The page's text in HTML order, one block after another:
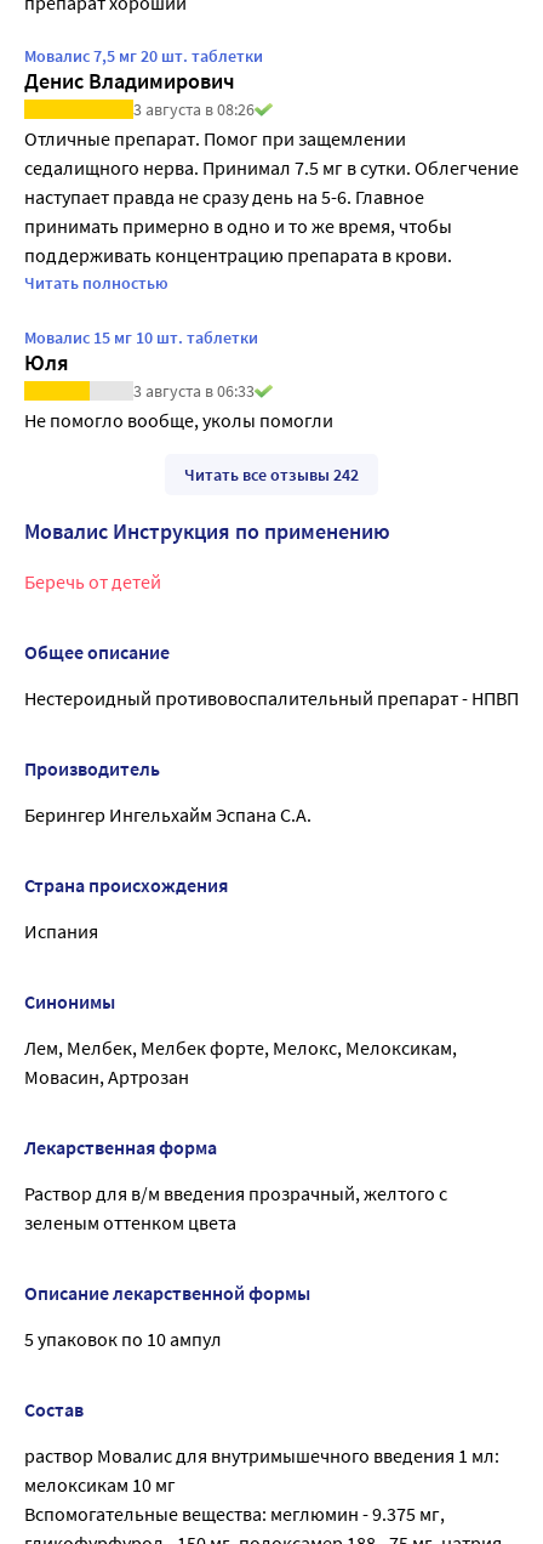
Мовалис 7,5 мг 20 шт. таблетки
Денис Владимирович
3 августа в 08:26
Отличные препарат. Помог при защемлении
седалищного нерва. Принимал 7.5 мг в сутки. Облегчение
наступает правда не сразу день на 5-6. Главное
принимать примерно в одно и то же время, чтобы
поддерживать концентрацию препарата в крови.
Рекомендую 👍
Читать полностью
Мовалис 15 мг 10 шт. таблетки
Юля
3 августа в 06:33
Не помогло вообще, уколы помогли
Читать все отзывы 242
Мовалис Инструкция по применению
Беречь от детей
Общее описание
Нестероидный противовоспалительный препарат - НПВП
Производитель
Берингер Ингельхайм Эспана С.А.
Страна происхождения
Испания
Синонимы
Лем, Мелбек, Мелбек форте, Мелокс, Мелоксикам,
Мовасин, Артрозан
Лекарственная форма
Раствор для в/м введения прозрачный, желтого с
зеленым оттенком цвета
Описание лекарственной формы
5 упаковок по 10 ампул
Состав
раствор Мовалис для внутримышечного введения 1 мл:
мелоксикам 10 мг
Вспомогательные вещества: меглюмин - 9.375 мг,